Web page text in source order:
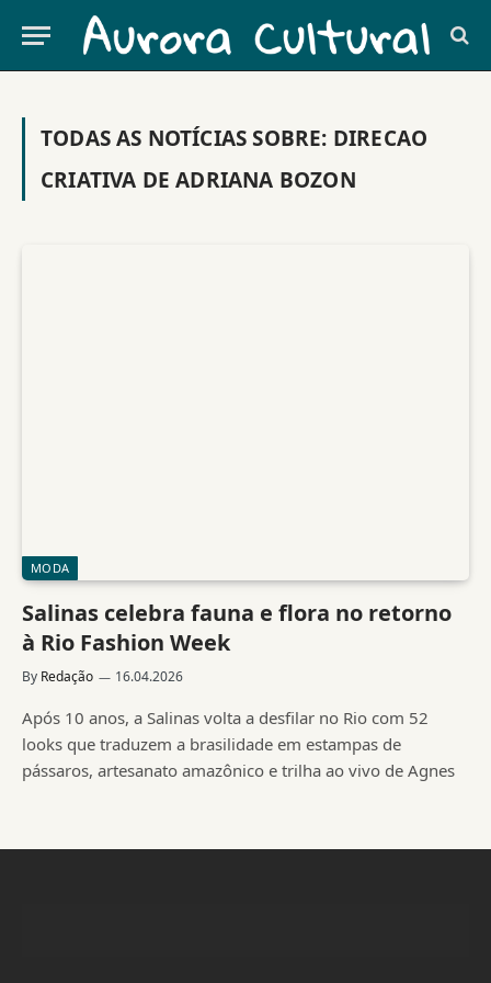
TODAS AS NOTÍCIAS SOBRE: DIRECAO
CRIATIVA DE ADRIANA BOZON
MODA
Salinas celebra fauna e flora no retorno
à Rio Fashion Week
By Redação 16.04.2026
Após 10 anos, a Salinas volta a desfilar no Rio com 52
looks que traduzem a brasilidade em estampas de
pássaros, artesanato amazônico e trilha ao vivo de Agnes